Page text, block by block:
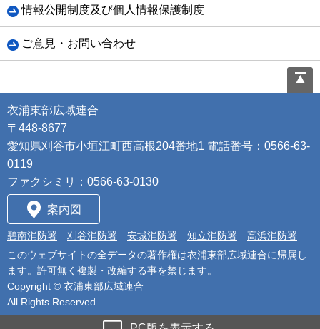
情報公開制度及び個人情報保護制度
ご意見・お問い合わせ
衣浦東部広域連合
〒448-8677
愛知県刈谷市小垣江町西高根204番地1 電話番号：0566-63-
0119
ファクシミリ：0566-63-0130
案内図
碧南消防署 刈谷消防署 安城消防署 知立消防署
高浜消防署
このウェブサイトの全データの著作権は衣浦東部広域連合に帰属し
ます。許可無く複製・改編する事を禁じます。
Copyright © 衣浦東部広域連合
All Rights Reserved.